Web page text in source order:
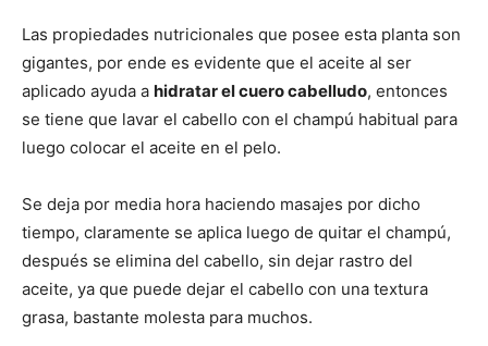
Las propiedades nutricionales que posee esta planta son
gigantes, por ende es evidente que el aceite al ser
aplicado ayuda a hidratar el cuero cabelludo, entonces
se tiene que lavar el cabello con el champú habitual para
luego colocar el aceite en el pelo.
Se deja por media hora haciendo masajes por dicho
tiempo, claramente se aplica luego de quitar el champú,
después se elimina del cabello, sin dejar rastro del
aceite, ya que puede dejar el cabello con una textura
grasa, bastante molesta para muchos.